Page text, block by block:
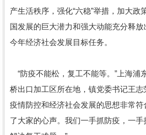
产生活秩序，强化“六稳”举措，加大政
国发展的巨大潜力和强大动能充分释
今年经济社会发展目标任务。
“防疫不能松，复工不能等。”上海浦
桥出口加工区所在地，镇党委书记王志
疫情防控和经济社会发展的思想非常符
了大家的心声。我们一手抓防疫，一